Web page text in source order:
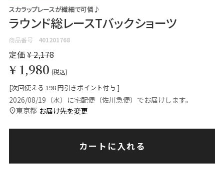
スカラップレースが繊細で可憐♪
ラウンド総レースTバックショーツ
商品番号 401201768
定価¥2,178
¥ 1,980 税込
[次回使える 198円引きポイント付与 ]
2026/08/19（水） に宅配便（佐川急便） でお届けします。
東京都 お届け先を変更
カートに入れる